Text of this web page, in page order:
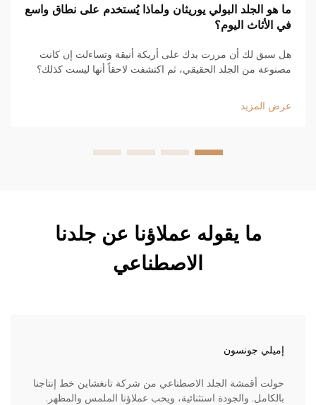
ما هو الجلد البولي يوريثان ولماذا يُستخدم على نطاق واسع
في الأثاث اليوم؟
هل سبق لك أن مررت يدك على أريكة أنيقة وتساءلت إن كانت
مصنوعة من الجلد الحقيقي، ثم اكتشفت لاحقاً أنها ليست كذلك؟
في...
عرض المزيد
ما يقوله عملاؤنا عن جلدنا
الاصطناعي
إميلي جونسون
حولت أقمشة الجلد الاصطناعي من شركة تانغشاين خط إنتاجنا
بالكامل. والجودة استثنائية، ويحب عملاؤنا الملمس والمظهر.